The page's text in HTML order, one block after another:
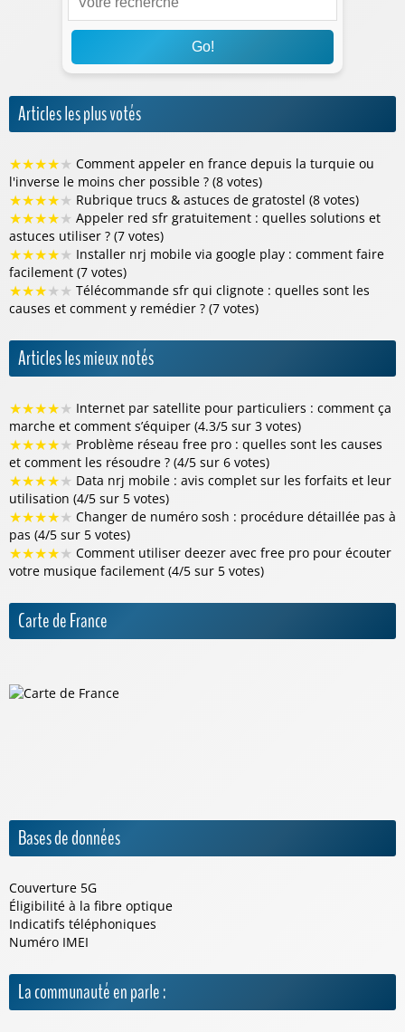
Go!
Articles les plus votés
★★★★★ Comment appeler en france depuis la turquie ou
l'inverse le moins cher possible ? (8 votes)
★★★★★ Rubrique trucs & astuces de gratostel (8 votes)
★★★★★ Appeler red sfr gratuitement : quelles solutions et
astuces utiliser ? (7 votes)
★★★★★ Installer nrj mobile via google play : comment faire
facilement (7 votes)
★★★★★ Télécommande sfr qui clignote : quelles sont les
causes et comment y remédier ? (7 votes)
Articles les mieux notés
★★★★★ Internet par satellite pour particuliers : comment ça
marche et comment s’équiper (4.3/5 sur 3 votes)
★★★★★ Problème réseau free pro : quelles sont les causes
et comment les résoudre ? (4/5 sur 6 votes)
★★★★★ Data nrj mobile : avis complet sur les forfaits et leur
utilisation (4/5 sur 5 votes)
★★★★★ Changer de numéro sosh : procédure détaillée pas à
pas (4/5 sur 5 votes)
★★★★★ Comment utiliser deezer avec free pro pour écouter
votre musique facilement (4/5 sur 5 votes)
Carte de France
Bases de données
Couverture 5G
Éligibilité à la fibre optique
Indicatifs téléphoniques
Numéro IMEI
La communauté en parle :